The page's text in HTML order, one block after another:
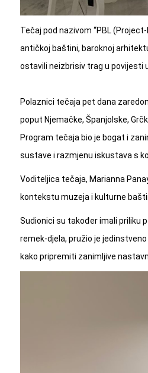
Tečaj pod nazivom “PBL
antičkoj baštini, baroknoj
ostavili neizbrisiv trag u povijesti
Polaznici tečaja pet dana
poput Njemačke, Španjolske,
Program tečaja bio je bogat i
sustave i razmjenu iskustava s
Voditeljica tečaja, Marianna
kontekstu muzeja i kulturne
Sudionici su također imali priliku
remek-djela, pružio je
kako pripremiti zanimljive